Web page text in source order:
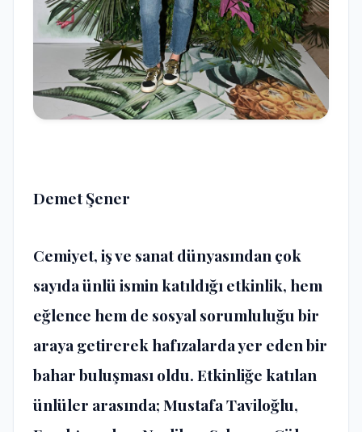
Demet Şener
Cemiyet, iş ve sanat dünyasından çok
sayıda ünlü ismin katıldığı etkinlik, hem
eğlence hem de sosyal sorumluluğu bir
araya getirerek hafızalarda yer eden bir
bahar buluşması oldu. Etkinliğe katılan
ünlüler arasında; Mustafa Taviloğlu,